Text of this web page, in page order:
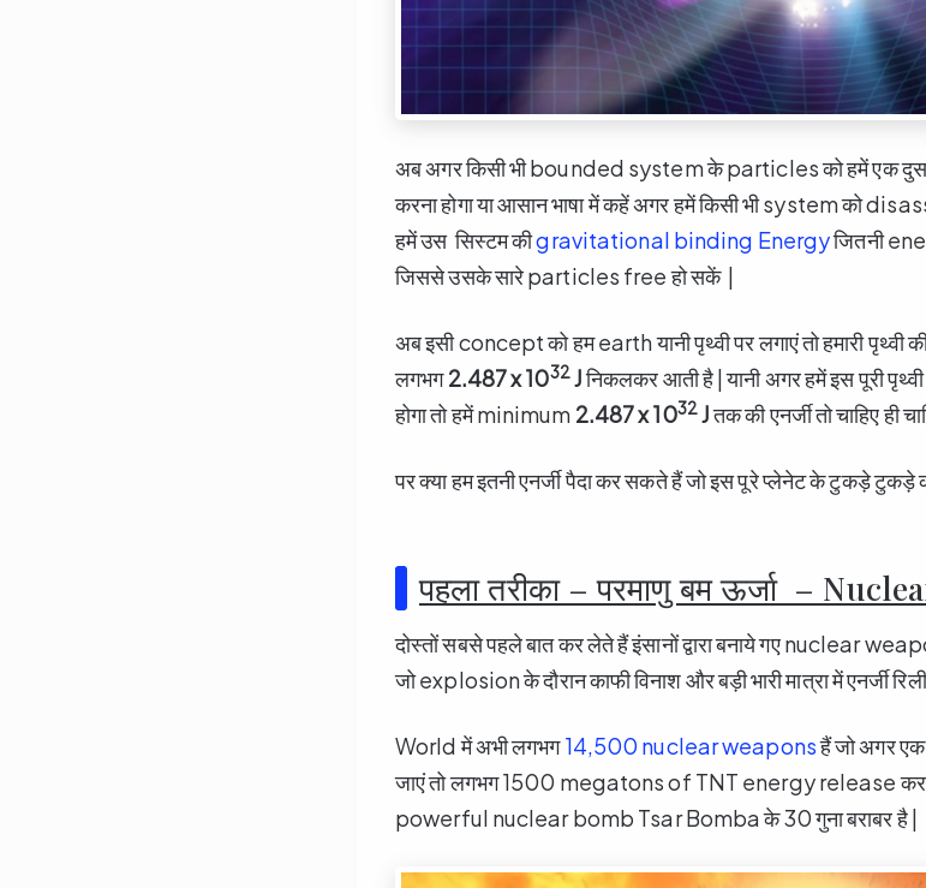
अब अगर किसी भी bounded system के particles को हमें
करना होगा या आसान भाषा में कहें अगर हमें किसी भी system को
हमें उस सिस्टम कीgravitational binding Energyजितनी
जिससे उसके सारे particles free हो सकें |
अब इसी concept को हम earth यानी पृथ्वी पर लगाएं तो हमारी
लगभग2.487 x 1032Jनिकलकर आती है | यानी अगर हमें इस पूरी
होगा तो हमें minimum 2.487 x 1032Jतक की एनर्जी तो चाहिए ही
पर क्या हम इतनी एनर्जी पैदा कर सकते हैं जो इस पूरे प्लेनेट के टुकड़े टुकड़े
पहला तरीका – परमाणु बम ऊर्जा –
दोस्तों सबसे पहले बात कर लेते हैं इंसानों द्वारा बनाये गए nuclear
जो explosion के दौरान काफी विनाश और बड़ी भारी मात्रा में एनर्जी
World में अभी लगभग14,500 nuclear weaponsहैं जो अगर
जाएं तो लगभग 1500 megatons of TNT energy release
powerful nuclear bomb Tsar Bomba के 30 गुना बराबर है |